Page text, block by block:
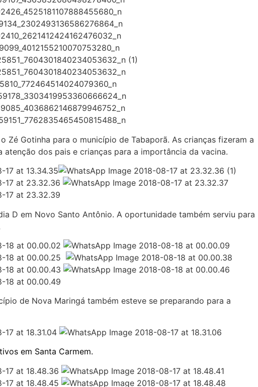
Zé Gotinha para o município de Tabaporã. As crianças fizeram a
atenção dos pais e crianças para a importância da vacina.
D em Novo Santo Antônio. A oportunidade também serviu para
de Nova Maringá também esteve se preparando para a
em Santa Carmem.